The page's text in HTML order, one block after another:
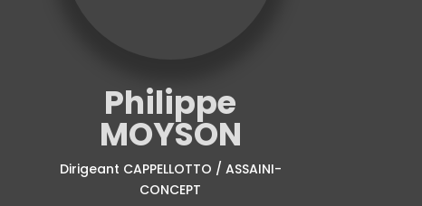
Philippe
MOYSON
Dirigeant CAPPELLOTTO / ASSAINI-
CONCEPT